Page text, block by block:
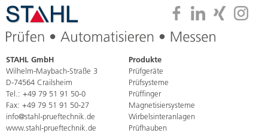
STAHL GmbH
Wilhelm-Maybach-Straße 3
D-74564 Crailsheim
Tel.: +49 79 51 91 50-0
Fax: +49 79 51 91 50-27
info@stahl-prueftechnik.de
www.stahl-prueftechnik.de
Produkte
Navigation
überspringen
Prüfgeräte
Prüfsysteme
Prüffinger
Magnetisiersysteme
Wirbelsinteranlagen
Prüfhauben